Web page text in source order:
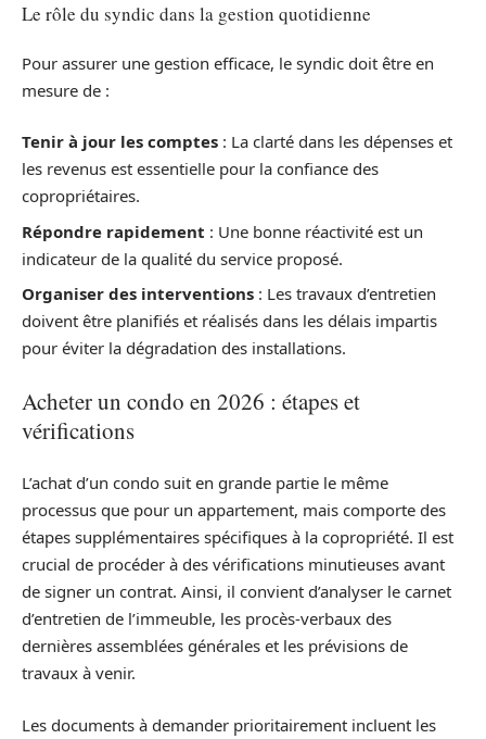
Le rôle du syndic dans la gestion quotidienne
Pour assurer une gestion efficace, le syndic doit être en
mesure de :
Tenir à jour les comptes : La clarté dans les dépenses et
les revenus est essentielle pour la confiance des
copropriétaires.
Répondre rapidement : Une bonne réactivité est un
indicateur de la qualité du service proposé.
Organiser des interventions : Les travaux d’entretien
doivent être planifiés et réalisés dans les délais impartis
pour éviter la dégradation des installations.
Acheter un condo en 2026 : étapes et
vérifications
L’achat d’un condo suit en grande partie le même
processus que pour un appartement, mais comporte des
étapes supplémentaires spécifiques à la copropriété. Il est
crucial de procéder à des vérifications minutieuses avant
de signer un contrat. Ainsi, il convient d’analyser le carnet
d’entretien de l’immeuble, les procès-verbaux des
dernières assemblées générales et les prévisions de
travaux à venir.
Les documents à demander prioritairement incluent les